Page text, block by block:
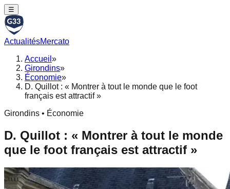
☰
ActualitésMercato
Accueil »
Girondins»
Économie»
D. Quillot : « Montrer à tout le monde que le foot
français est attractif »
Girondins • Économie
D. Quillot : « Montrer à tout le monde
que le foot français est attractif »